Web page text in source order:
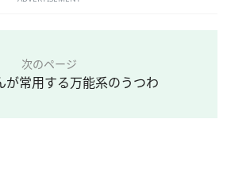
次のページ
が常用する万能系のうつわ